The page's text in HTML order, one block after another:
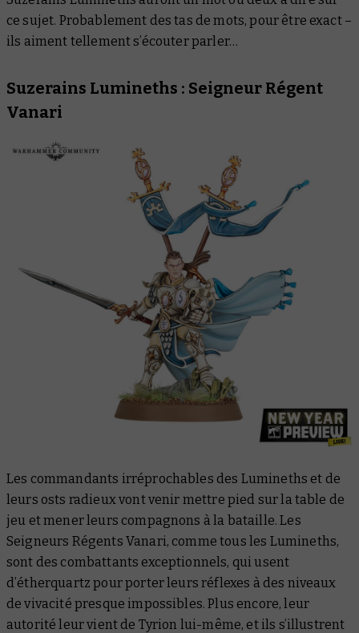
ce sujet. Probablement des tas de mots, pour être exact –
ils aiment tellement s’écouter parler…
Suzerains Lumineths : Seigneur Régent
Vanari
Les commandants irréprochables des Lumineths et de
leurs osts radieux vont venir mettre pied sur la table de
jeu et mener leurs compagnons à la bataille. Les
Seigneurs Régents Vanari, comme tous les Lumineths,
sont des combattants exceptionnels, qui usent
d’étherquartz pour porter leurs réflexes à des niveaux
de vivacité presque impossibles. Plus encore, leur
autorité leur vient de Tyrion lui-même, et ils s’illustrent